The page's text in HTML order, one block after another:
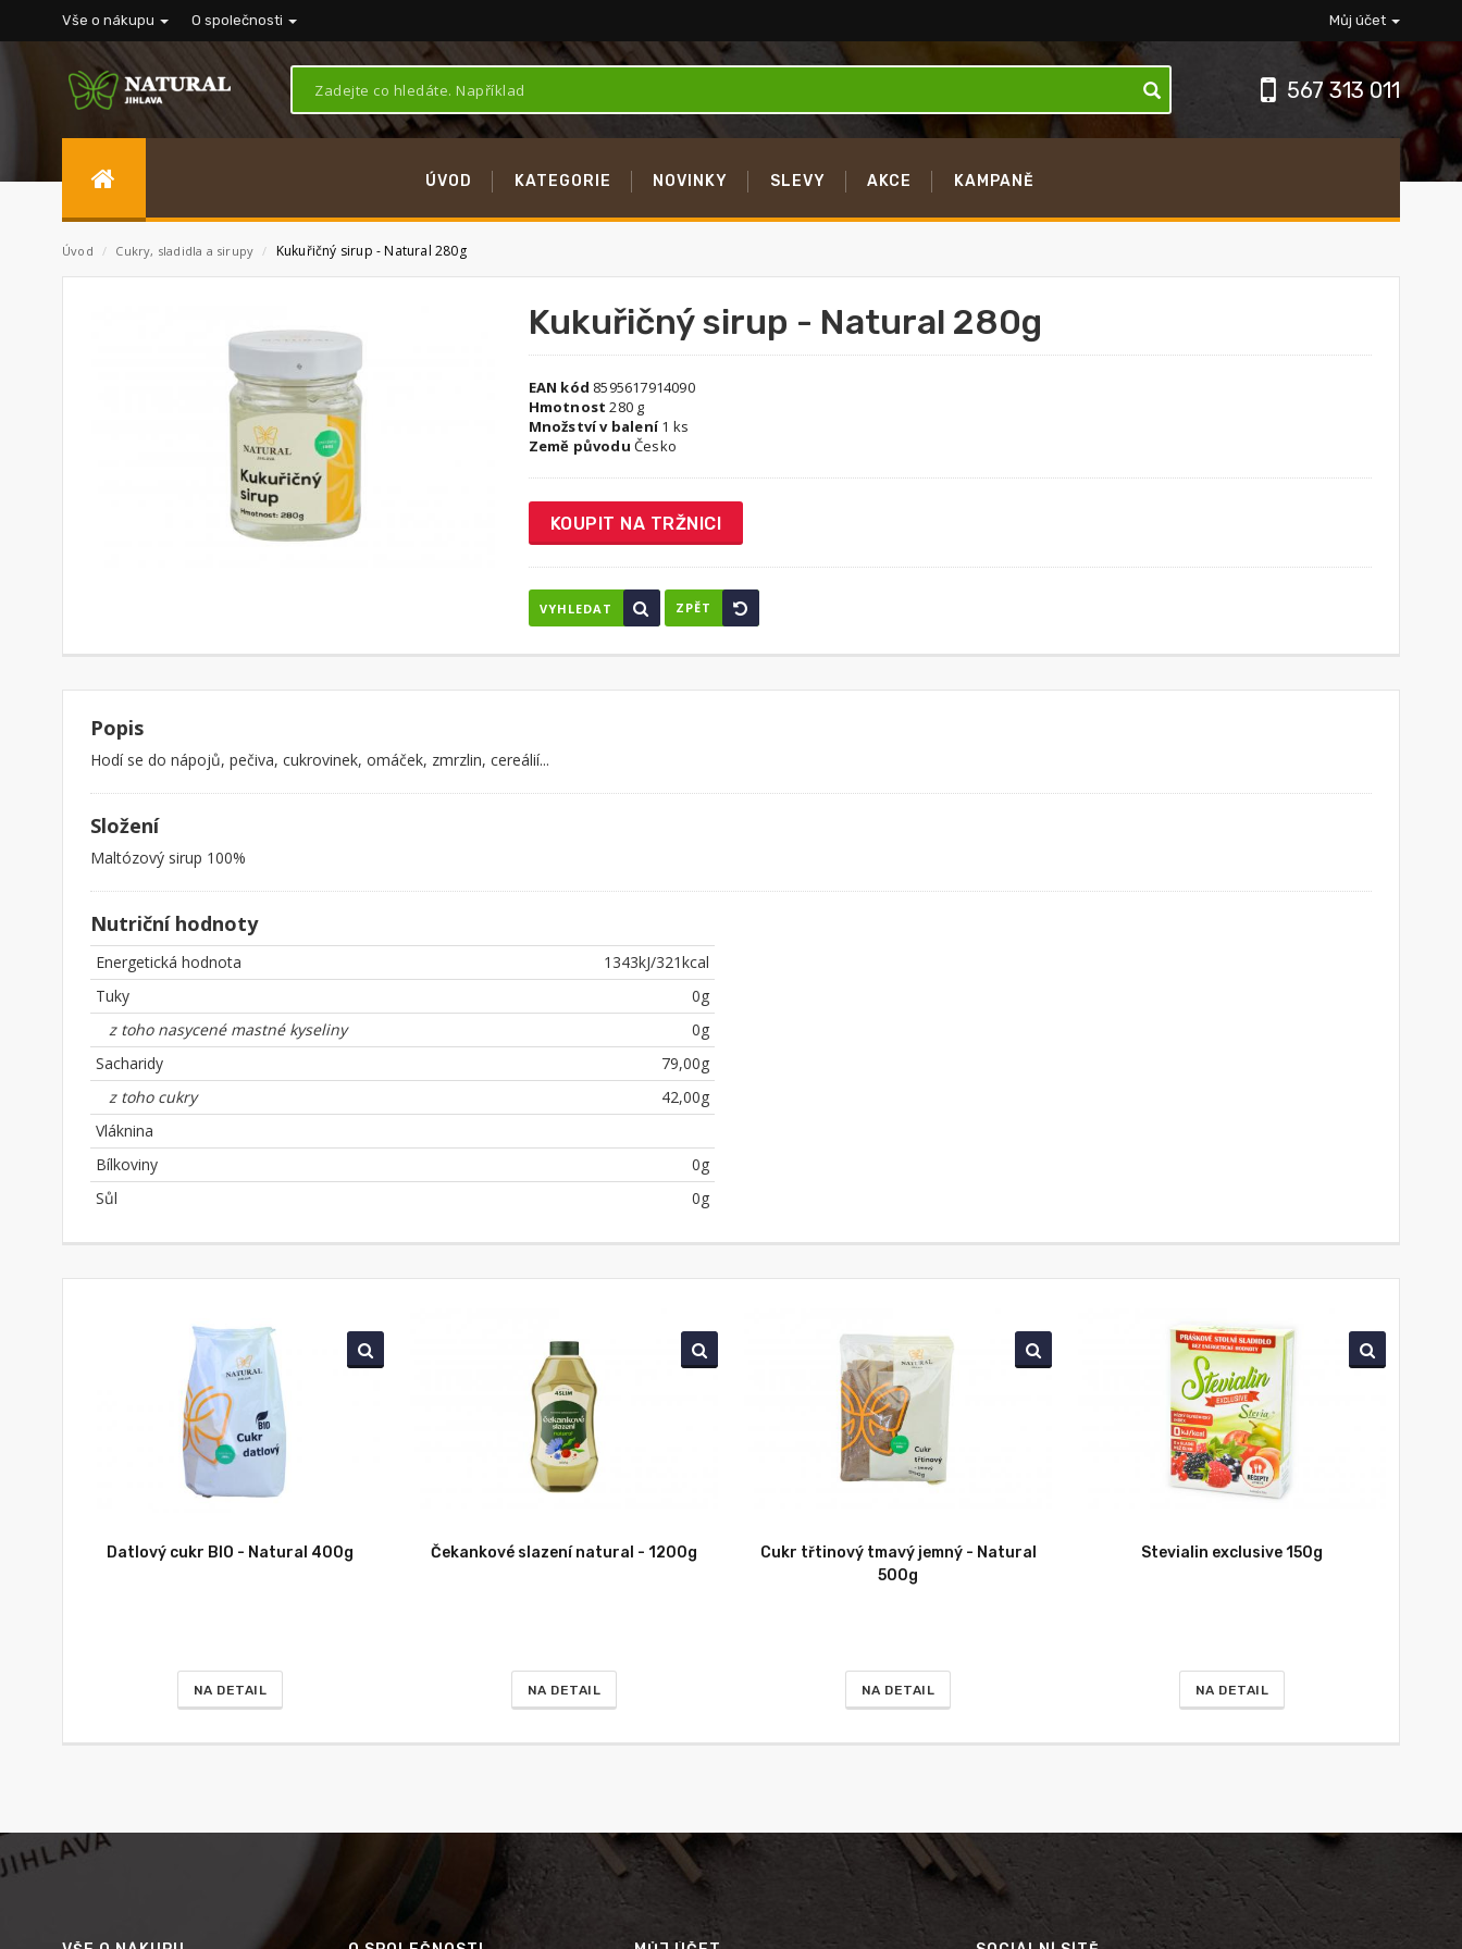
Vše o nákupu O společnosti Můj účet
567 313 011
ÚVOD KATEGORIE NOVINKY SLEVY AKCE KAMPANĚ
Úvod / Cukry, sladidla a sirupy / Kukuřičný sirup - Natural 280g
Kukuřičný sirup - Natural 280g
EAN kód 8595617914090
Hmotnost 280 g
Množství v balení1 ks
Země původu Česko
KOUPIT NA TRŽNICI
VYHLEDAT ZPĚT
Popis
Hodí se do nápojů, pečiva, cukrovinek, omáček, zmrzlin, cereálií...
Složení
Maltózový sirup 100%
Nutriční hodnoty
Energetická hodnota
1343kJ/321kcal
Tuky
0g
z toho nasycené mastné kyseliny
0g
Sacharidy
79,00g
z toho cukry
42,00g
Vláknina
Bílkoviny
0g
Sůl
0g
Datlový cukr BIO - Natural 400g
NA DETAIL
Čekankové slazení natural - 1200g
NA DETAIL
Cukr třtinový tmavý jemný - Natural
500g
NA DETAIL
Stevialin exclusive 150g
NA DETAIL